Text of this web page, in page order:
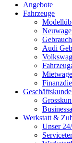
Angebote
Fahrzeuge
Audi
Werkstatt &
Unser